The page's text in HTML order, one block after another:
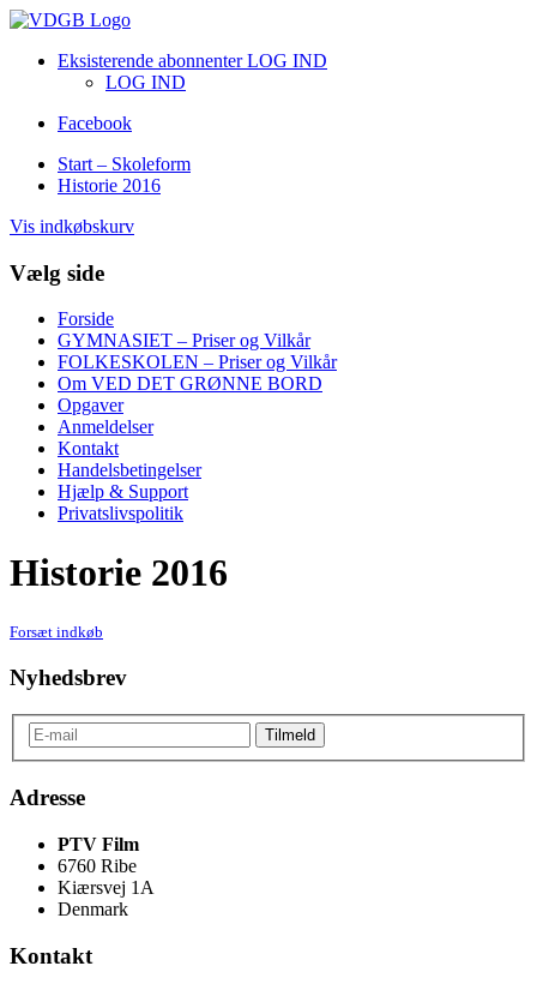
Eksisterende abonnenter LOG IND
LOG IND
Facebook
Start – Skoleform
Historie 2016
Vis indkøbskurv
Vælg side
Forside
GYMNASIET – Priser og Vilkår
FOLKESKOLEN – Priser og Vilkår
Om VED DET GRØNNE BORD
Opgaver
Anmeldelser
Kontakt
Handelsbetingelser
Hjælp & Support
Privatslivspolitik
Historie 2016
Forsæt indkøb
Nyhedsbrev
Adresse
PTV Film
6760 Ribe
Kiærsvej 1A
Denmark
Kontakt